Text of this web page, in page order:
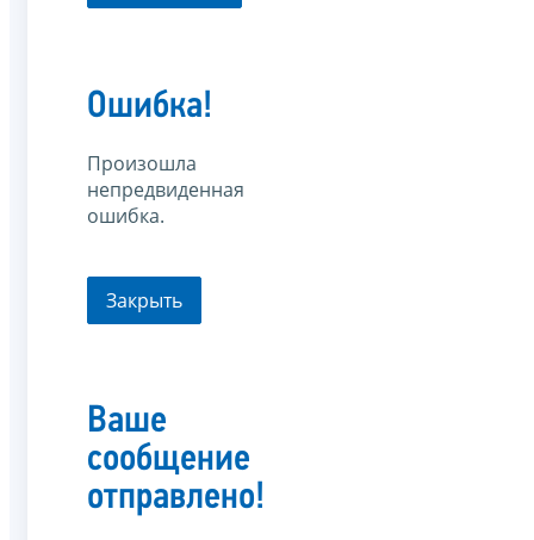
Ошибка!
Произошла
непредвиденная
ошибка.
Закрыть
Ваше
сообщение
отправлено!